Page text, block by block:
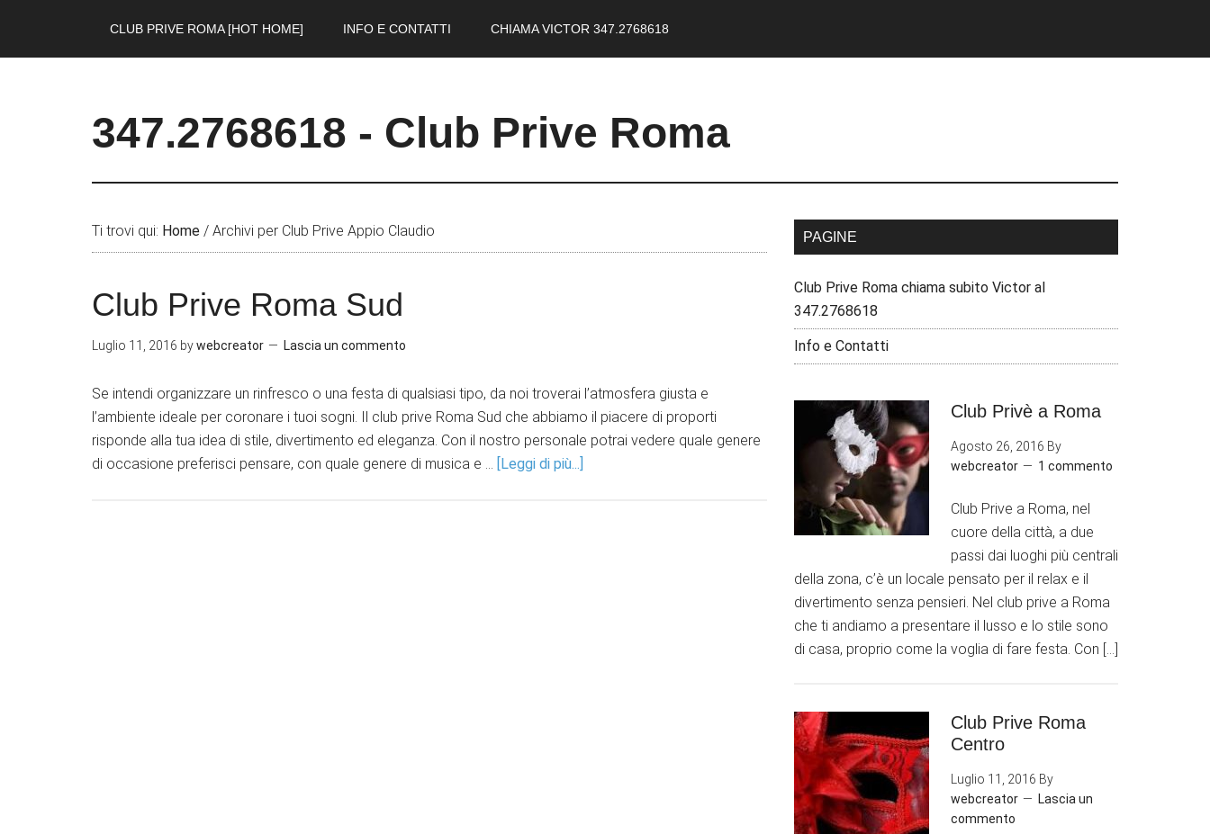
CLUB PRIVE ROMA [HOT HOME] INFO E CONTATTI CHIAMA VICTOR 347.2768618
347.2768618 - Club Prive Roma
Ti trovi qui: Home / Archivi per Club Prive Appio Claudio
Club Prive Roma Sud
Luglio 11, 2016 bywebcreator Lascia un commento
Se intendi organizzare un rinfresco o una festa di qualsiasi tipo, da noi troverai l’atmosfera giusta e
l’ambiente ideale per coronare i tuoi sogni. Il club prive Roma Sud che abbiamo il piacere di proporti
risponde alla tua idea di stile, divertimento ed eleganza. Con il nostro personale potrai vedere quale genere
di occasione preferisci pensare, con quale genere di musica e … [Leggi di più...]
PAGINE
Club Prive Roma chiama subito Victor al
347.2768618
Info e Contatti
Club Privè a Roma
Agosto 26, 2016 By
webcreator
1 commento
Club Prive a Roma, nel
cuore della città, a due
passi dai luoghi più centrali
della zona, c’è un locale pensato per il relax e il
divertimento senza pensieri. Nel club prive a Roma
che ti andiamo a presentare il lusso e lo stile sono
di casa, proprio come la voglia di fare festa. Con […]
Club Prive Roma
Centro
Luglio 11, 2016 By
webcreator
Lascia un
commento